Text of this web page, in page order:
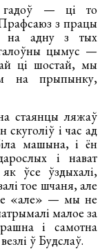
— ці то
з працы
на адну з тых
галоўны цымус —
ці шостай, мы
на прыпынку,
стаянцы ляжаў
і час ад
машына, і ён
і нават
ўсе ўздыхалі,
тое шчаня, але
«але» — мы не
малое за
і самотна
ў Будслаў.